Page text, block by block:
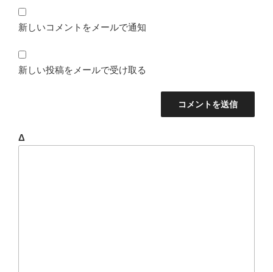
新しいコメントをメールで通知
新しい投稿をメールで受け取る
Δ